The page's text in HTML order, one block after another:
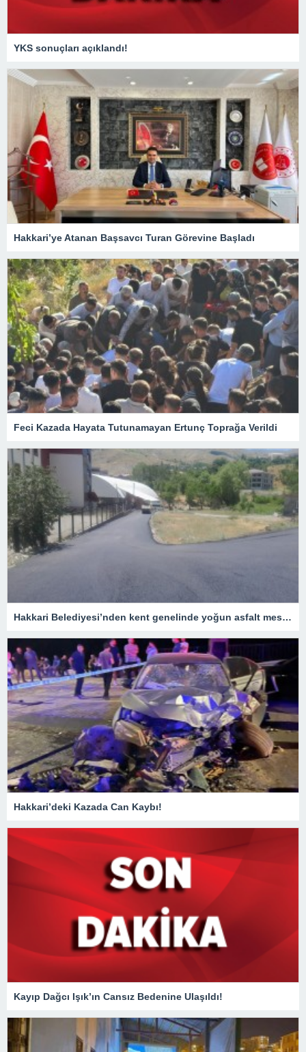
YKS sonuçları açıklandı!
Hakkari’ye Atanan Başsavcı Turan Görevine Başladı
Feci Kazada Hayata Tutunamayan Ertunç Toprağa Verildi
Hakkari Belediyesi’nden kent genelinde yoğun asfalt mesaisi
Hakkari’deki Kazada Can Kaybı!
Kayıp Dağcı Işık’ın Cansız Bedenine Ulaşıldı!